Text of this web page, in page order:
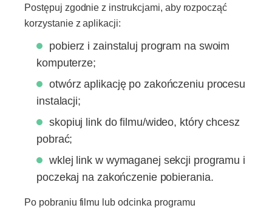
Postępuj zgodnie z instrukcjami, aby rozpocząć
korzystanie z aplikacji:
pobierz i zainstaluj program na swoim
komputerze;
otwórz aplikację po zakończeniu procesu
instalacji;
skopiuj link do filmu/wideo, który chcesz
pobrać;
wklej link w wymaganej sekcji programu i
poczekaj na zakończenie pobierania.
Po pobraniu filmu lub odcinka programu